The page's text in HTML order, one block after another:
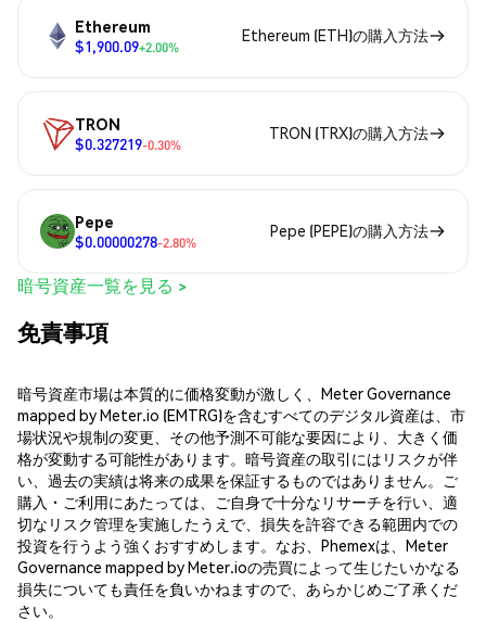
Ethereum
$1,900.09+2.00%
Ethereum (ETH)の購入方法
TRON
$0.327219-0.30%
TRON (TRX)の購入方法
Pepe
$0.00000278-2.80%
Pepe (PEPE)の購入方法
暗号資産一覧を見る >
免責事項
暗号資産市場は本質的に価格変動が激しく、Meter Governance
mapped by Meter.io (EMTRG)を含むすべてのデジタル資産は、市
場状況や規制の変更、その他予測不可能な要因により、大きく価
格が変動する可能性があります。暗号資産の取引にはリスクが伴
い、過去の実績は将来の成果を保証するものではありません。ご
購入・ご利用にあたっては、ご自身で十分なリサーチを行い、適
切なリスク管理を実施したうえで、損失を許容できる範囲内での
投資を行うよう強くおすすめします。なお、Phemexは、Meter
Governance mapped by Meter.ioの売買によって生じたいかなる
損失についても責任を負いかねますので、あらかじめご了承くだ
さい。